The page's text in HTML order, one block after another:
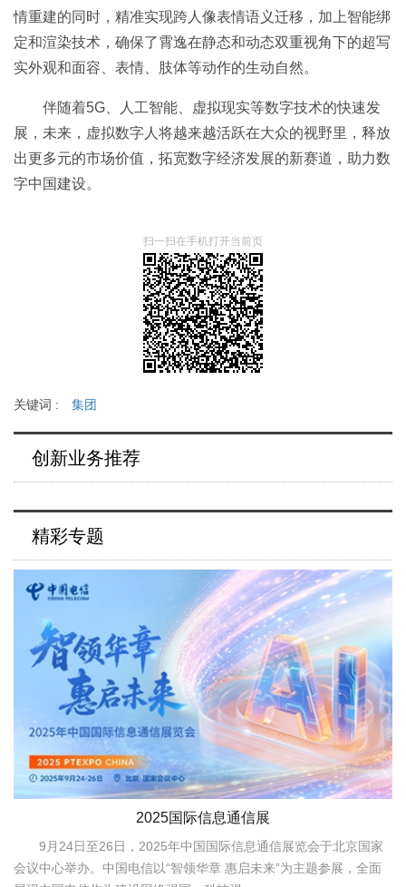
情重建的同时，精准实现跨人像表情语义迁移，加上智能绑
定和渲染技术，确保了霄逸在静态和动态双重视角下的超写
实外观和面容、表情、肢体等动作的生动自然。
伴随着5G、人工智能、虚拟现实等数字技术的快速发
展，未来，虚拟数字人将越来越活跃在大众的视野里，释放
出更多元的市场价值，拓宽数字经济发展的新赛道，助力数
字中国建设。
扫一扫在手机打开当前页
关键词 : 集团
创新业务推荐
精彩专题
2025国际信息通信展
9月24日至26日，2025年中国国际信息通信展览会于北京国家
会议中心举办。中国电信以“智领华章 惠启未来”为主题参展，全面